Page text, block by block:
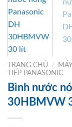
TRANG CHỦ /
TIẾP PANASONIC
Bình nước
30HBMVW